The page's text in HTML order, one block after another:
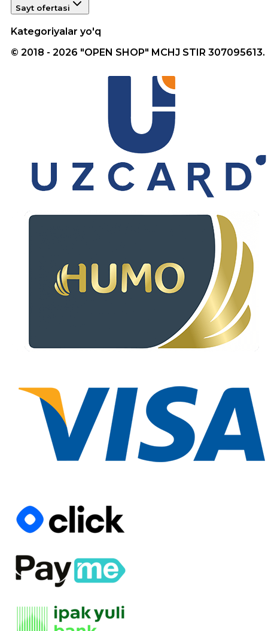
Sayt ofertasi
Kategoriyalar yo'q
© 2018 - 2026 "OPEN SHOP" MCHJ STIR 307095613.